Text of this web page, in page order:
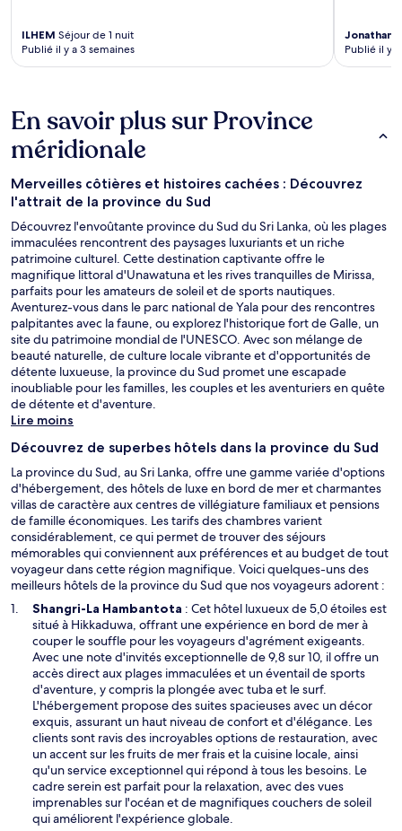
ILHEM Séjour de 1 nuit
Publié il y a 3 semaines
Jonathan
Publié il y
En savoir plus sur Province
méridionale
Merveilles côtières et histoires cachées : Découvrez
l'attrait de la province du Sud
Découvrez l'envoûtante province du Sud du Sri Lanka, où les plages
immaculées rencontrent des paysages luxuriants et un riche
patrimoine culturel. Cette destination captivante offre le
magnifique littoral d'Unawatuna et les rives tranquilles de Mirissa,
parfaits pour les amateurs de soleil et de sports nautiques.
Aventurez-vous dans le parc national de Yala pour des rencontres
palpitantes avec la faune, ou explorez l'historique fort de Galle, un
site du patrimoine mondial de l'UNESCO. Avec son mélange de
beauté naturelle, de culture locale vibrante et d'opportunités de
détente luxueuse, la province du Sud promet une escapade
inoubliable pour les familles, les couples et les aventuriers en quête
de détente et d'aventure.
Lire moins
Découvrez de superbes hôtels dans la province du Sud
La province du Sud, au Sri Lanka, offre une gamme variée d'options
d'hébergement, des hôtels de luxe en bord de mer et charmantes
villas de caractère aux centres de villégiature familiaux et pensions
de famille économiques. Les tarifs des chambres varient
considérablement, ce qui permet de trouver des séjours
mémorables qui conviennent aux préférences et au budget de tout
voyageur dans cette région magnifique. Voici quelques-uns des
meilleurs hôtels de la province du Sud que nos voyageurs adorent :
Shangri-La Hambantota S
’
o
u
v
r
e
d
a
n
s
u
n
e
: Cet hôtel luxueux de 5,0 étoiles est
situé à Hikkaduwa, offrant une expérience en bord de mer à
couper le souffle pour les voyageurs d'agrément exigeants.
Avec une note d'invités exceptionnelle de 9,8 sur 10, il offre un
accès direct aux plages immaculées et un éventail de sports
d'aventure, y compris la plongée avec tuba et le surf.
L'hébergement propose des suites spacieuses avec un décor
exquis, assurant un haut niveau de confort et d'élégance. Les
clients sont ravis des incroyables options de restauration, avec
un accent sur les fruits de mer frais et la cuisine locale, ainsi
qu'un service exceptionnel qui répond à tous les besoins. Le
cadre serein est parfait pour la relaxation, avec des vues
imprenables sur l'océan et de magnifiques couchers de soleil
qui améliorent l'expérience globale.